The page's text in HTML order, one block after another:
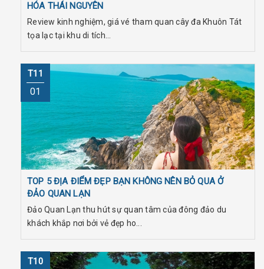
HÓA THÁI NGUYÊN
Review kinh nghiệm, giá vé tham quan cây đa Khuôn Tát
tọa lạc tại khu di tích...
T11
01
TOP 5 ĐỊA ĐIỂM ĐẸP BẠN KHÔNG NÊN BỎ QUA Ở
ĐẢO QUAN LẠN
Đảo Quan Lạn thu hút sự quan tâm của đông đảo du
khách khắp nơi bởi vẻ đẹp ho...
T10